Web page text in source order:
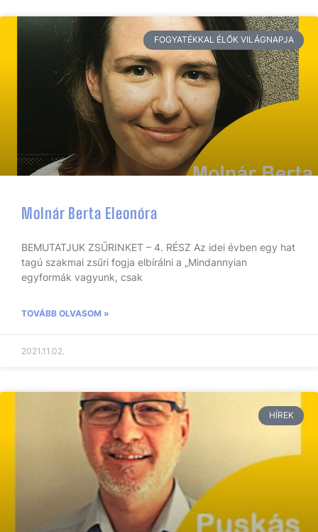
FOGYATÉKKAL ÉLŐK VILÁGNAPJA
Molnár Berta Eleonóra
BEMUTATJUK ZSŰRINKET – 4. RÉSZ Az idei évben egy hat
tagú szakmai zsűri fogja elbírálni a „Mindannyian
egyformák vagyunk, csak
TOVÁBB OLVASOM »
2021.11.02.
HÍREK